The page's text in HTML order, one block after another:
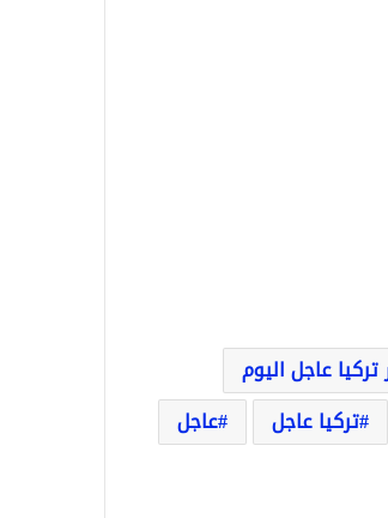
تركيا عاجل اليوم
تركيا عاجل
عاجل